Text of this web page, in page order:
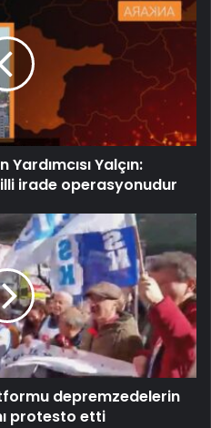
Yardımcısı Yalçın:
irade operasyonudur
depremzedelerin
protesto etti